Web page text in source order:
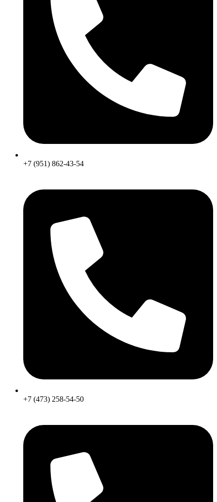
+7 (951) 862-43-54
+7 (473) 258-54-50